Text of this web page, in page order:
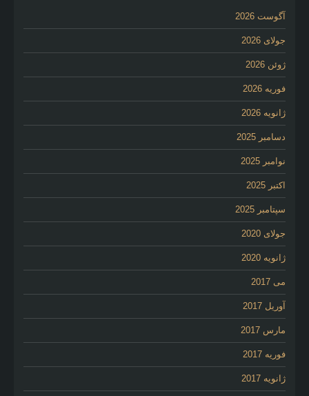
آگوست 2026
جولای 2026
ژوئن 2026
فوریه 2026
ژانویه 2026
دسامبر 2025
نوامبر 2025
اکتبر 2025
سپتامبر 2025
جولای 2020
ژانویه 2020
می 2017
آوریل 2017
مارس 2017
فوریه 2017
ژانویه 2017